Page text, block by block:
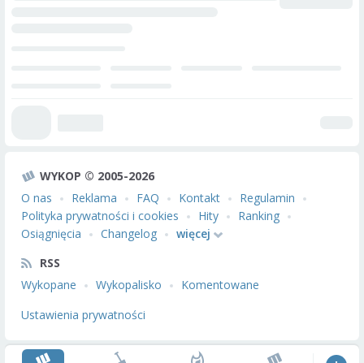
WYKOP © 2005-2026
O nas
Reklama FAQ Kontakt
Regulamin
Polityka prywatności i cookies
Hity
Ranking
Osiągnięcia
Changelog
więcej
RSS
Wykopane
Wykopalisko
Komentowane
Ustawienia prywatności